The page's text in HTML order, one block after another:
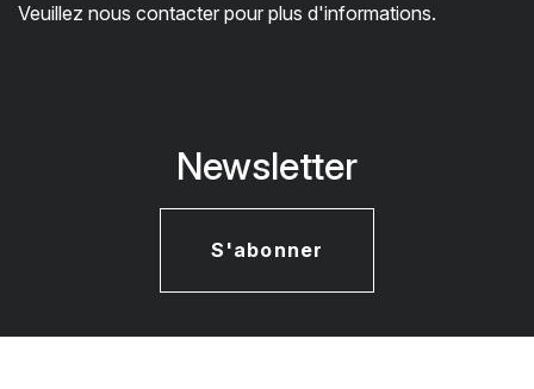
Veuillez nous contacter pour plus d'informations.
Newsletter
S'abonner